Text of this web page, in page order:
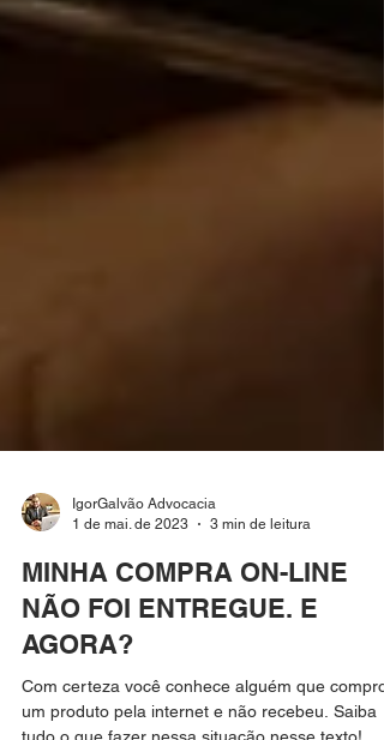
1 de mai. de 2023
3 min de leitura
MINHA COMPRA ON-LINE
NÃO FOI ENTREGUE. E
AGORA?
Com certeza você conhece alguém que